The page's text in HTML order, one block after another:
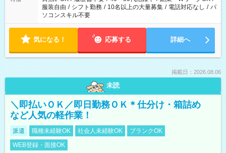
服装自由 / シフト勤務 / 10名以上の大量募集 / 電話対応なし / パ
ソコンスキル不要
気になる！ 応募する 詳細へ
掲載日：2026.08.06
未読
＼即払いＯＫ／即日勤務ＯＫ＊仕分け・箱詰め
など人気の軽作業！
派遣 職種未経験OK 社会人未経験OK
ブランクOK
WEB登録・面接OK